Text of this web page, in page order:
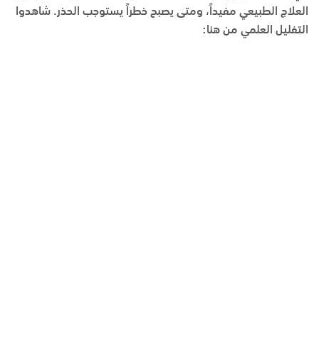
العلاج الطبيعي مفيداً، ومتى يصبح خطراً يستوجب الحذر. شاهدوا
التفليل العلمي من هنا: